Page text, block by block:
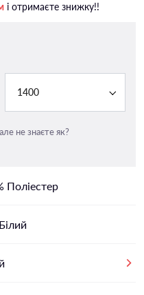
і отримаєте знижку!!
1400
не знаєте як?
Поліестер
Білий